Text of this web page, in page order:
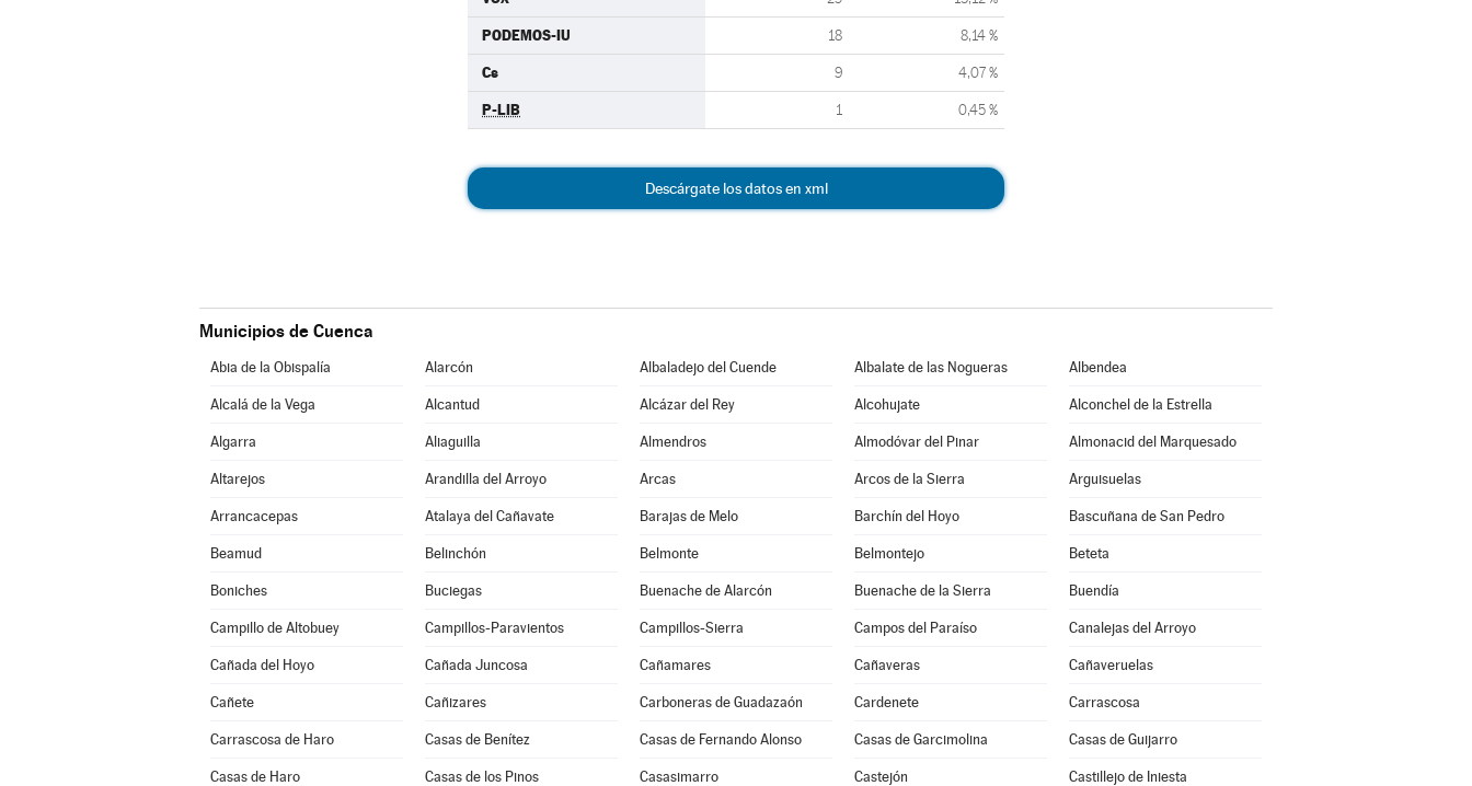
PODEMOS-IU 18 8,14 %
Cs 9 4,07 %
P-LIB 1 0,45 %
Descárgate los datos en xml
Municipios de Cuenca
Abia de la Obispalía Alarcón Albaladejo del Cuende Albalate de las Nogueras Albendea
Alcalá de la Vega Alcantud Alcázar del Rey Alcohujate Alconchel de la Estrella
Algarra Aliaguilla Almendros Almodóvar del Pinar Almonacid del Marquesado
Altarejos Arandilla del Arroyo Arcas Arcos de la Sierra Arguisuelas
Arrancacepas Atalaya del Cañavate Barajas de Melo Barchín del Hoyo Bascuñana de San Pedro
Beamud Belinchón Belmonte Belmontejo Beteta
Boniches Buciegas Buenache de Alarcón Buenache de la Sierra Buendía
Campillo de Altobuey Campillos-Paravientos Campillos-Sierra Campos del Paraíso Canalejas del Arroyo
Cañada del Hoyo Cañada Juncosa Cañamares Cañaveras Cañaveruelas
Cañete Cañizares Carboneras de Guadazaón Cardenete Carrascosa
Carrascosa de Haro Casas de Benítez Casas de Fernando Alonso Casas de Garcimolina Casas de Guijarro
Casas de Haro Casas de los Pinos Casasimarro Castejón Castillejo de Iniesta